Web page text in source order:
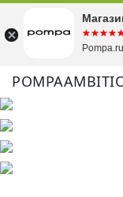
POMPA КУПИТЬ
Pompa.ru